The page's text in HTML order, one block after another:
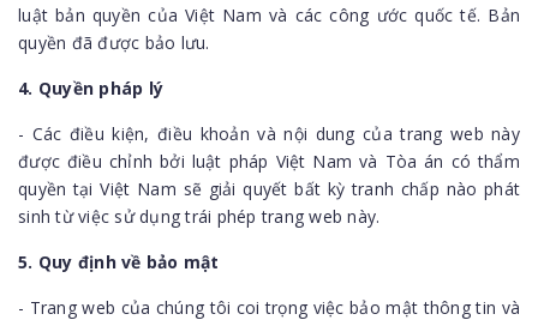
luật bản quyền của Việt Nam và các công ước quốc tế. Bản
quyền đã được bảo lưu.
4. Quyền pháp lý
- Các điều kiện, điều khoản và nội dung của trang web này
được điều chỉnh bởi luật pháp Việt Nam và Tòa án có thẩm
quyền tại Việt Nam sẽ giải quyết bất kỳ tranh chấp nào phát
sinh từ việc sử dụng trái phép trang web này.
5. Quy định về bảo mật
- Trang web của chúng tôi coi trọng việc bảo mật thông tin và